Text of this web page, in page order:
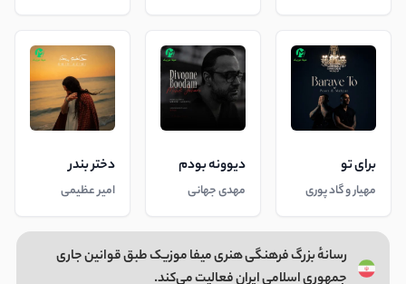
برای تو
مهیار و گاد پوری
دیوونه بودم
مهدی جهانی
دختر بندر
امیر عظیمی
رسانهٔ بزرگ فرهنگی هنری میفا موزیک طبق قوانین جاری
جمهوری اسلامی ایران فعالیت می‌کند.